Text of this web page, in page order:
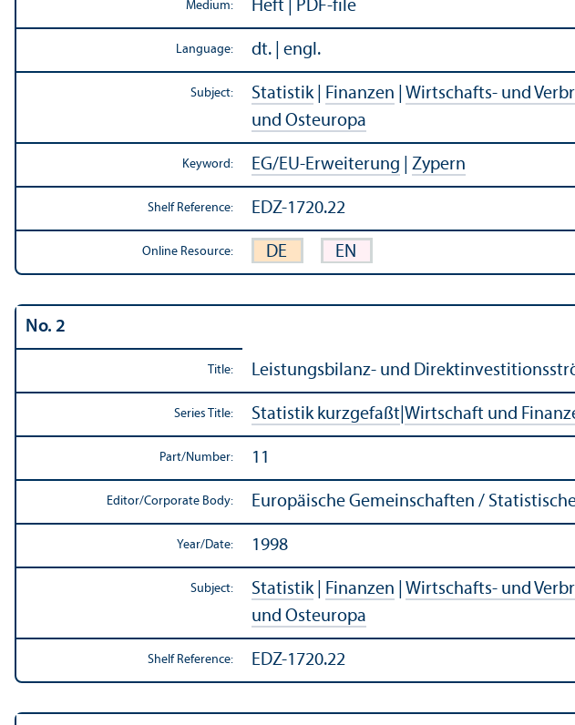
Medium: Heft | PDF-file
Language: dt. | engl.
Subject: Statistik| Finanzen Wirtschafts- und
und Osteuropa
Keyword: EG/EU-Erweiterung Zypern
Shelf Reference: EDZ-1720.22
Online Resource: DE EN
No. 2
Title: Leistungsbilanz- und
Series Title: Statistik kurzgefaßt Wirtschaft und
Part/Number: 11
Editor/Corporate Body: Europäische Gemeinschaften /
Year/Date: 1998
Subject: Statistik| Finanzen Wirtschafts- und
und Osteuropa
Shelf Reference: EDZ-1720.22